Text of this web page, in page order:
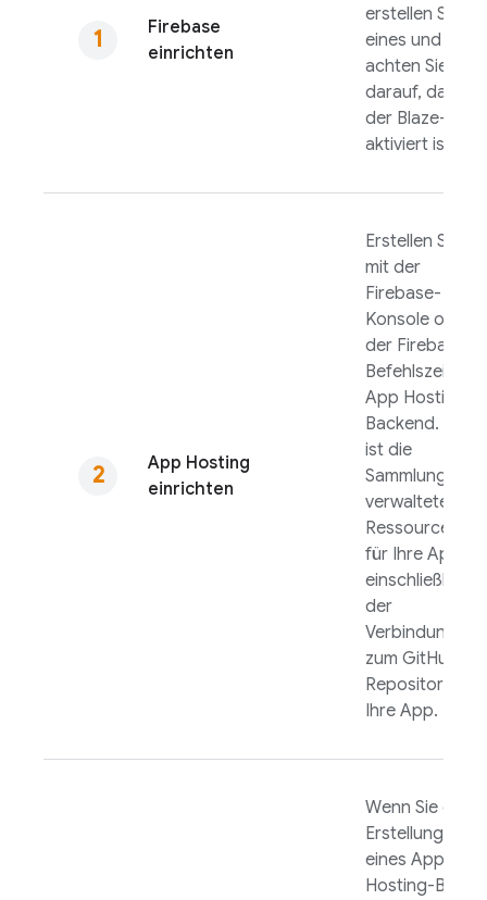
Firebase
einrichten
erstellen Sie
eines und
achten Sie
darauf, dass
der Blaze-Tarif
aktiviert ist.
App Hosting
einrichten
Erstellen Sie
mit der
Firebase-
Konsole oder
der Firebase
Befehlszeile ein
App Hosting
Backend. Dies
ist die
Sammlung
verwalteter
Ressourcen
für Ihre App,
einschließlich
der
Verbindung
zum GitHub-
Repository für
Ihre App.
Wenn Sie die
Erstellung
eines App
Hosting-Back-